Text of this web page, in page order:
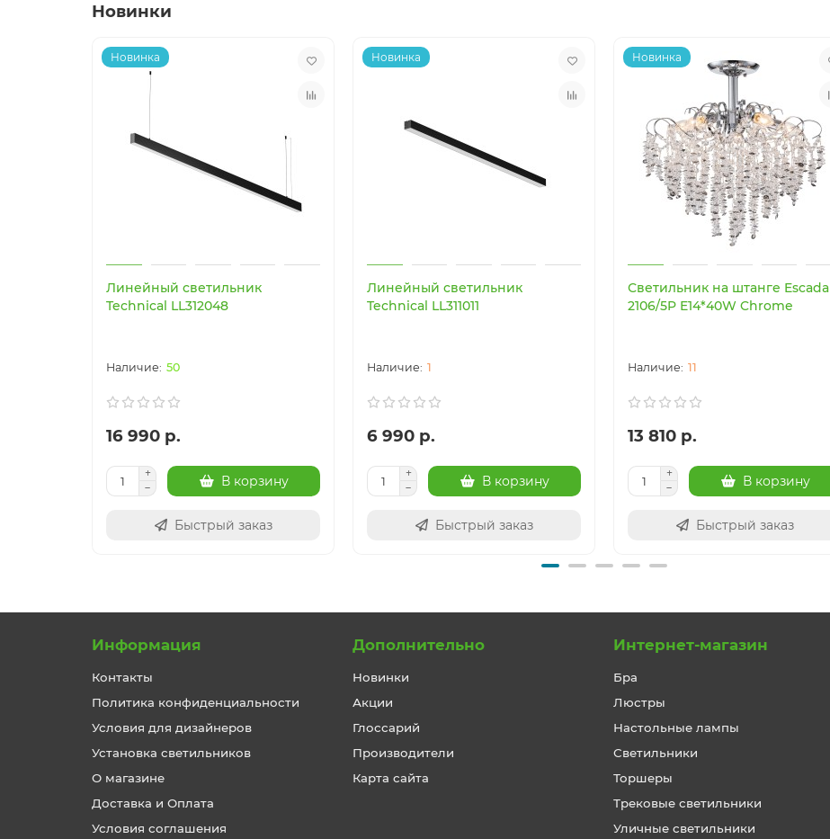
Новинки
Новинка
Линейный светильник
Technical LL312048
50
16 990 р.
В корзину
Быстрый заказ
Новинка
Линейный светильник
Technical LL311011
1
6 990 р.
В корзину
Быстрый заказ
Новинка
Светильник на штанге Escada
2106/5P E14*40W Chrome
11
13 810 р.
В корзину
Быстрый заказ
Информация
Контакты
Политика конфиденциальности
Условия для дизайнеров
Установка светильников
О магазине
Доставка и Оплата
Условия соглашения
Дополнительно
Новинки
Акции
Глоссарий
Производители
Карта сайта
Интернет-магазин
Бра
Люстры
Настольные лампы
Светильники
Торшеры
Трековые светильники
Уличные светильники